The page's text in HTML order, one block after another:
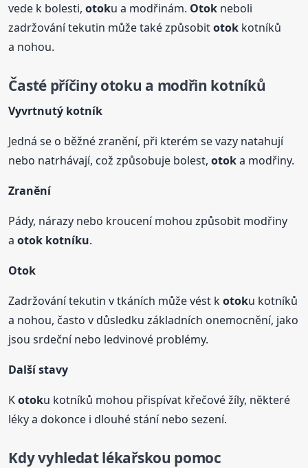
vede k bolesti,otoku a modřinám. Otok neboli
zadržování tekutin může také způsobitotok kotníků
a nohou.
Časté příčinyotoku a modřin kotníků
Vyvrtnutý kotník
Jedná se o běžné zranění, při kterém se vazy natahují
nebo natrhávají, což způsobuje bolest,otoka modřiny.
Zranění
Pády, nárazy nebo kroucení mohou způsobit modřiny
aotok kotníku.
Otok
Zadržování tekutin v tkáních může vést kotoku kotníků
a nohou, často v důsledku základních onemocnění, jako
jsou srdeční nebo ledvinové problémy.
Další stavy
Kotoku kotníků mohou přispívat křečové žíly, některé
léky a dokonce i dlouhé stání nebo sezení.
Kdy vyhledat lékařskou pomoc